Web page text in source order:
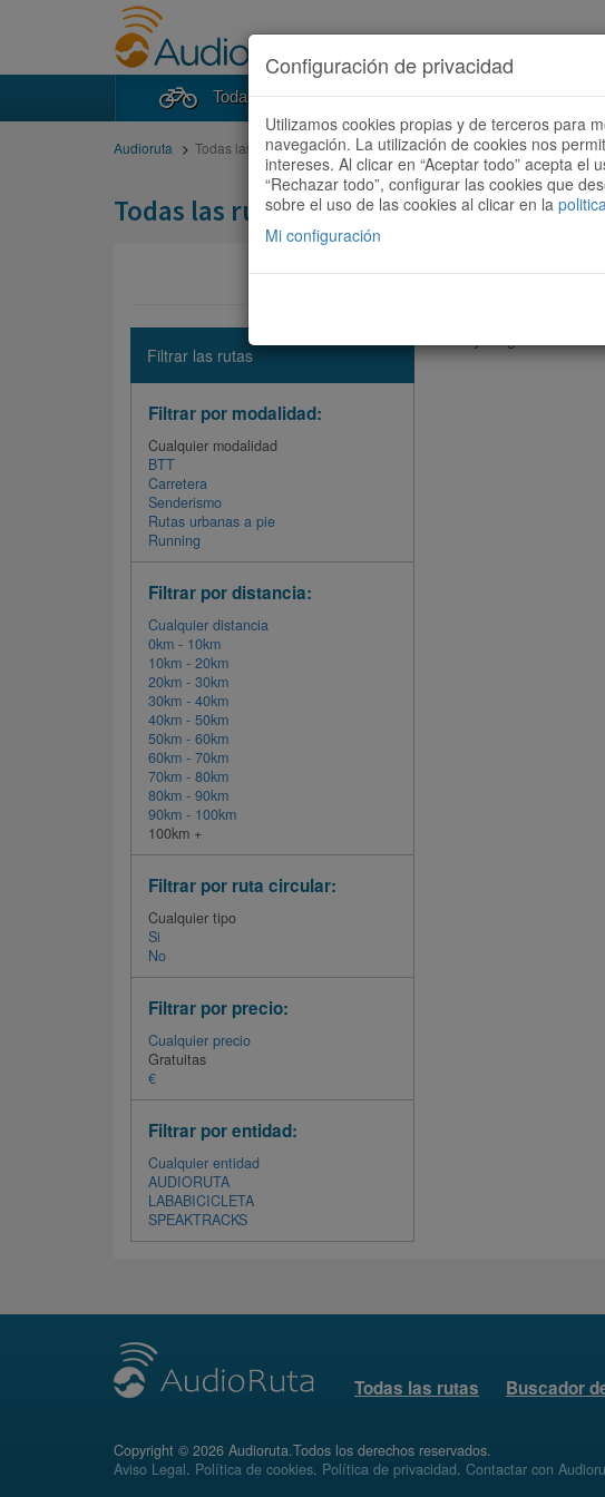
Todas las rutas Buscador de rutas
Audioruta Todas las rutas
Todas las rutas
Filtrar las rutas
Filtrar por modalidad:
Cualquier modalidad
BTT
Carretera
Senderismo
Rutas urbanas a pie
Running
Filtrar por distancia:
Cualquier distancia
0km - 10km
10km - 20km
20km - 30km
30km - 40km
40km - 50km
50km - 60km
60km - 70km
70km - 80km
80km - 90km
90km - 100km
100km +
Filtrar por ruta circular:
Cualquier tipo
Si
No
Filtrar por precio:
Cualquier precio
Gratuitas
€
Filtrar por entidad:
Cualquier entidad
AUDIORUTA
LABABICICLETA
SPEAKTRACKS
Todas las rutas Buscador
Copyright © 2026 Audioruta.Todos los derechos reservados.
Aviso Legal. Política de cookies. Política de privacidad. Contactar con
Configuración de privacidad
Utilizamos cookies propias y de terceros para
navegación. La utilización de cookies nos
intereses. Al clicar en “Aceptar todo” acepta
“Rechazar todo”, configurar las cookies que
sobre el uso de las cookies al clicar en la
Mi configuración